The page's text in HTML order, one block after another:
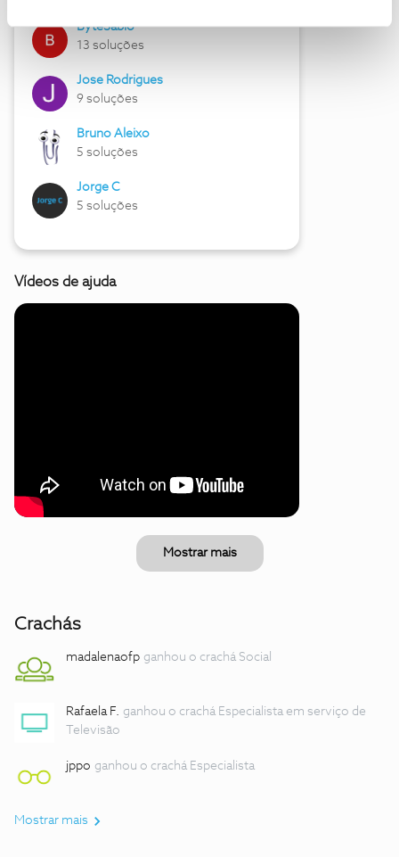
ByteSábio
13 soluções
Jose Rodrigues
9 soluções
Bruno Aleixo
5 soluções
Jorge C
5 soluções
Vídeos de ajuda
Mostrar mais
Crachás
madalenaofp ganhou o crachá Social
Rafaela F. ganhou o crachá Especialista em serviço de
Televisão
jppo ganhou o crachá Especialista
Mostrar mais